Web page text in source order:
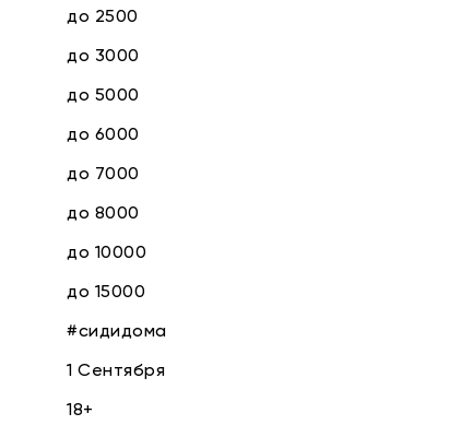
до 2500
до 3000
до 5000
до 6000
до 7000
до 8000
до 10000
до 15000
#сидидома
1 Сентября
18+